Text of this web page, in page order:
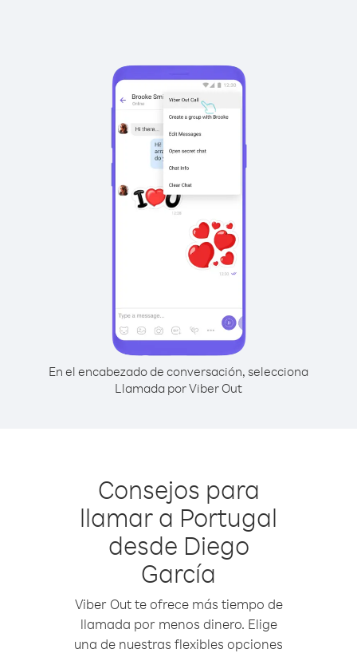
En el encabezado de conversación, selecciona
Llamada por Viber Out
Consejos para
llamar a Portugal
desde Diego
García
Viber Out te ofrece más tiempo de
llamada por menos dinero. Elige
una de nuestras flexibles opciones